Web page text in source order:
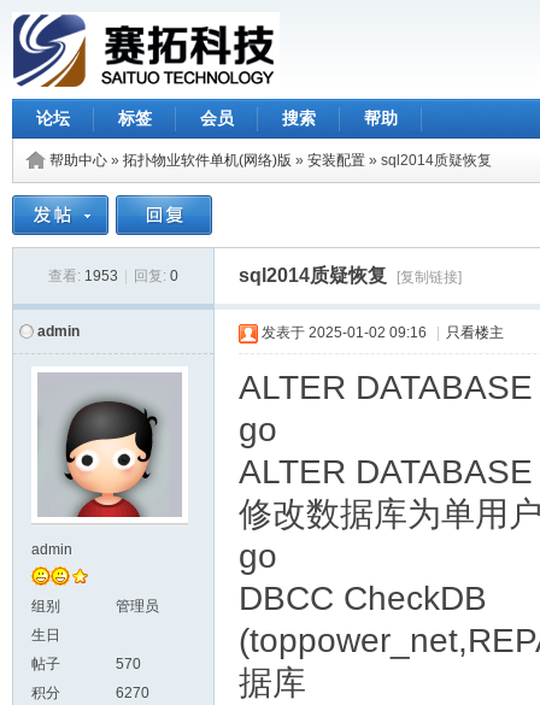
论坛 标签 会员 搜索 帮助
帮助中心 » 拓扑物业软件单机(网络)版 » 安装配置 » sql2014质疑恢复
查看: 1953 回复: 0 sql2014质疑恢复 [复制链接]
admin
admin
组别
管理员
生日
帖子
570
积分
6270
发表于 2025-01-02 09:16 只看楼主
ALTER
go
ALTER
修改数据库为单用
go
DBCC CheckDB
据库